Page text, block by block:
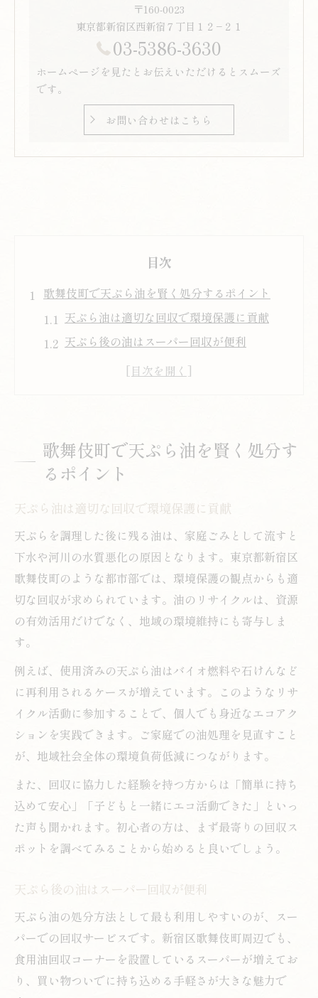
〒160-0023
東京都新宿区西新宿７丁目１２−２１
03-5386-3630
ホームページを見たとお伝えいただけるとスムーズ
です。
お問い合わせはこちら
目次
歌舞伎町で天ぷら油を賢く処分するポイント
天ぷら油は適切な回収で環境保護に貢献
天ぷら後の油はスーパー回収が便利
地域で広がる天ぷら油リサイクルの仕組み
天ぷら油回収ステーションの見つけ方
スーパーでの天ぷら油回収サービス活用法
天ぷら油を捨てずに再資源化する方法
油回収の最新トレンドとリサイクル事情
天ぷら油回収の問い合わせ先と活用術
環境配慮なら知っておきたい天ぷら油の再利用
方法
天ぷら油のバイオ燃料化と再利用事例
資源リサイクルで天ぷら油を有効活用
廃食用油のリサイクルが環境に与える効果
天ぷら油の再利用でエコな暮らしを実現
廃油処分に迷った時のエコな選択肢とは
天ぷら油の正しい廃棄と回収先の選び方
迷った時は天ぷら油回収ステーション活用
天ぷら油を無料で処分できる店舗の特徴
無料でできる天ぷら油回収の手順を解説
天ぷら油無料回収に必要な準備と注意点
油を冷ましてペットボトルで回収する方法
天ぷら油の無料持ち込み手順をチェック
天ぷら油回収ボックス利用時のポイント
歌舞伎町で天ぷら油を賢く処分す
るポイント
天ぷら油は適切な回収で環境保護に貢献
天ぷらを調理した後に残る油は、家庭ごみとして流すと
下水や河川の水質悪化の原因となります。東京都新宿区
歌舞伎町のような都市部では、環境保護の観点からも適
切な回収が求められています。油のリサイクルは、資源
の有効活用だけでなく、地域の環境維持にも寄与しま
す。
例えば、使用済みの天ぷら油はバイオ燃料や石けんなど
に再利用されるケースが増えています。このようなリサ
イクル活動に参加することで、個人でも身近なエコアク
ションを実践できます。ご家庭での油処理を見直すこと
が、地域社会全体の環境負荷低減につながります。
また、回収に協力した経験を持つ方からは「簡単に持ち
込めて安心」「子どもと一緒にエコ活動できた」といっ
た声も聞かれます。初心者の方は、まず最寄りの回収ス
ポットを調べてみることから始めると良いでしょう。
天ぷら後の油はスーパー回収が便利
天ぷら油の処分方法として最も利用しやすいのが、スー
パーでの回収サービスです。新宿区歌舞伎町周辺でも、
食用油回収コーナーを設置しているスーパーが増えてお
り、買い物ついでに持ち込める手軽さが大きな魅力で